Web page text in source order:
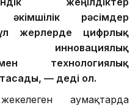
рәсімдер
жерлерде цифрлық
инновациялық
технологиялық
— деді ол.
аумақтарда